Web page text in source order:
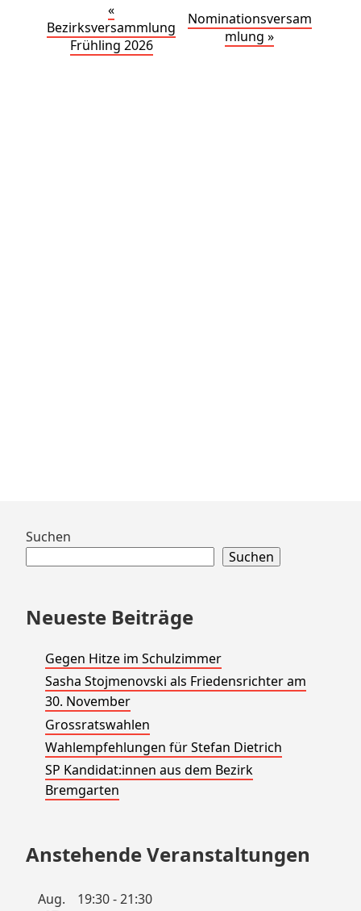
g
N
o
«
Bezirksversammlung
Frühling 2026
Nominationsversam
mlung»
Zum
Suchen
Suchen
Neueste Beiträge
Gegen Hitze im Schulzimmer
Sasha Stojmenovski als Friedensrichter am
30. November
Grossratswahlen
Wahlempfehlungen für Stefan Dietrich
SP Kandidat:innen aus dem Bezirk
Bremgarten
Anstehende Veranstaltungen
Aug.
19:30-21:30